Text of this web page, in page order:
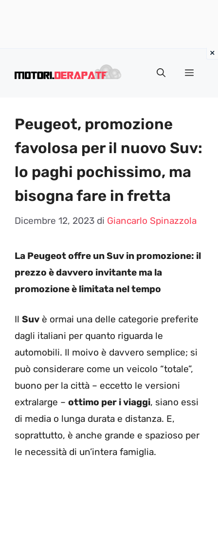
Menu
Peugeot, promozione
favolosa per il nuovo Suv:
lo paghi pochissimo, ma
bisogna fare in fretta
Dicembre 12, 2023 di Giancarlo Spinazzola
La Peugeot offre un Suv in promozione: il
prezzo è davvero invitante ma la
promozione è limitata nel tempo
Il Suv è ormai una delle categorie preferite
dagli italiani per quanto riguarda le
automobili. Il moivo è davvero semplice; si
può considerare come un veicolo “totale”,
buono per la città – eccetto le versioni
extralarge – ottimo per i viaggi, siano essi
di media o lunga durata e distanza. E,
soprattutto, è anche grande e spazioso per
le necessità di un’intera famiglia.